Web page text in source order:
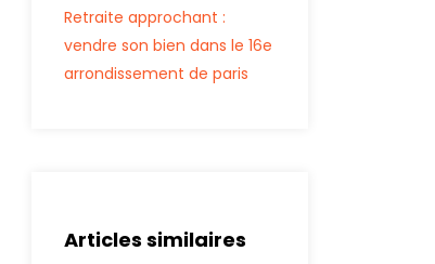
Retraite approchant :
vendre son bien dans le 16e
arrondissement de paris
Articles similaires